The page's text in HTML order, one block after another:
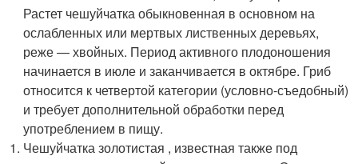
Растет чешуйчатка обыкновенная в основном на
ослабленных или мертвых лиственных деревьях,
реже — хвойных. Период активного плодоношения
начинается в июле и заканчивается в октябре. Гриб
относится к четвертой категории (условно-съедобный)
и требует дополнительной обработки перед
употреблением в пищу.
Чешуйчатка золотистая , известная также под